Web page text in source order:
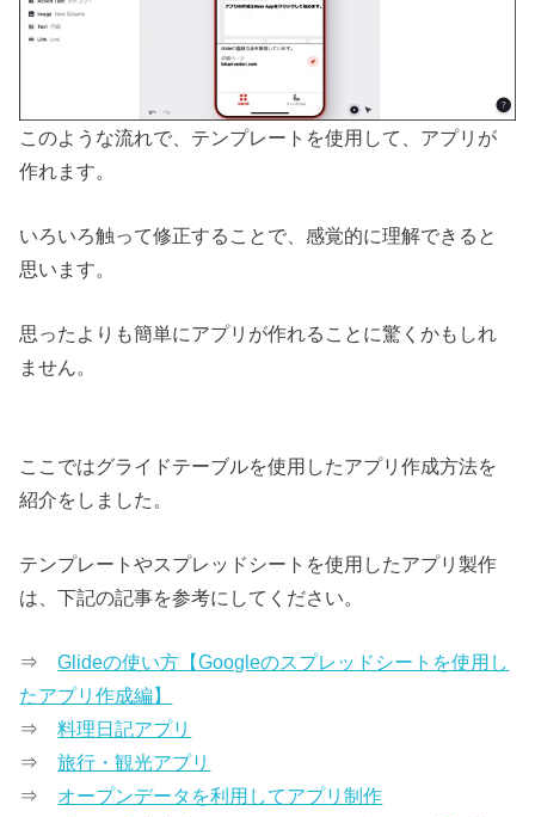
このような流れで、テンプレートを使用して、アプリが
作れます。
いろいろ触って修正することで、感覚的に理解できると
思います。
思ったよりも簡単にアプリが作れることに驚くかもしれ
ません。
ここではグライドテーブルを使用したアプリ作成方法を
紹介をしました。
テンプレートやスプレッドシートを使用したアプリ製作
は、下記の記事を参考にしてください。
⇒Glideの使い方【Googleのスプレッドシートを使用し
たアプリ作成編】
⇒料理日記アプリ
⇒旅行・観光アプリ
⇒ オープンデータを利用してアプリ制作